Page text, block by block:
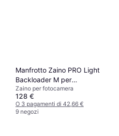
Manfrotto Zaino PRO Light
Backloader M per
CSC/Reflex
Zaino per fotocamera
128 €
O 3 pagamenti di 42,66 €
9 negozi